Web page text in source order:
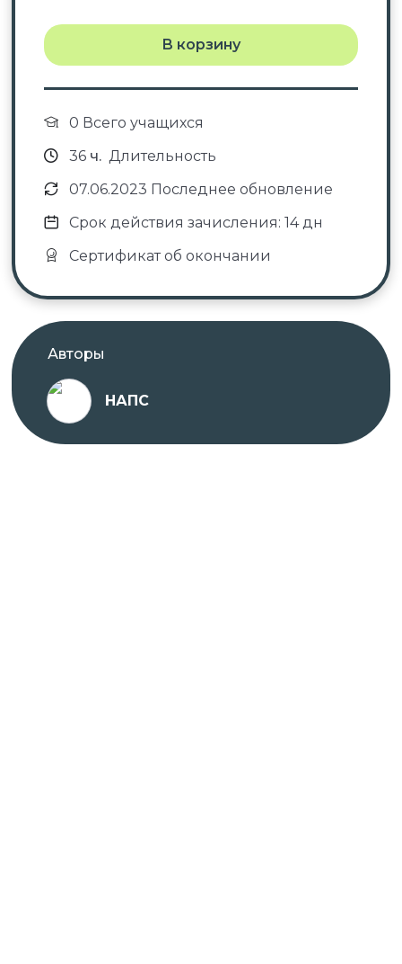
В корзину
0 Всего учащихся
36ч. Длительность
07.06.2023 Последнее обновление
Срок действия зачисления: 14 дн
Сертификат об окончании
Авторы
НАПС